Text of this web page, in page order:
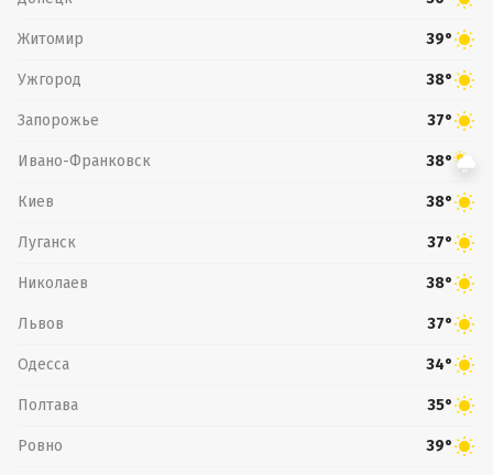
Житомир 39°
Ужгород 38°
Запорожье 37°
Ивано-Франковск 38°
Киев 38°
Луганск 37°
Николаев 38°
Львов 37°
Одесса 34°
Полтава 35°
Ровно 39°